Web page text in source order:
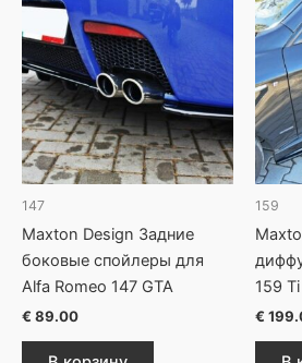
147
Maxton Design Задние
боковые спойлеры для
Alfa Romeo 147 GTA
€ 89.00
159
159 Ti
€